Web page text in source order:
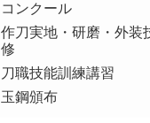
コンクール
作刀実地・研磨・外装
修
刀職技能訓練講習
玉鋼頒布